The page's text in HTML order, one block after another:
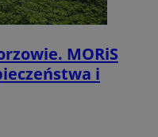
MORiS
i